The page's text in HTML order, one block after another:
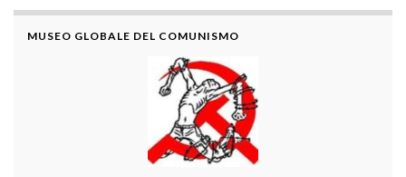
MUSEO GLOBALE DEL COMUNISMO